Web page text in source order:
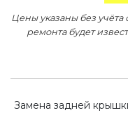
Цены указаны без учёта
ремонта будет
Замена задней